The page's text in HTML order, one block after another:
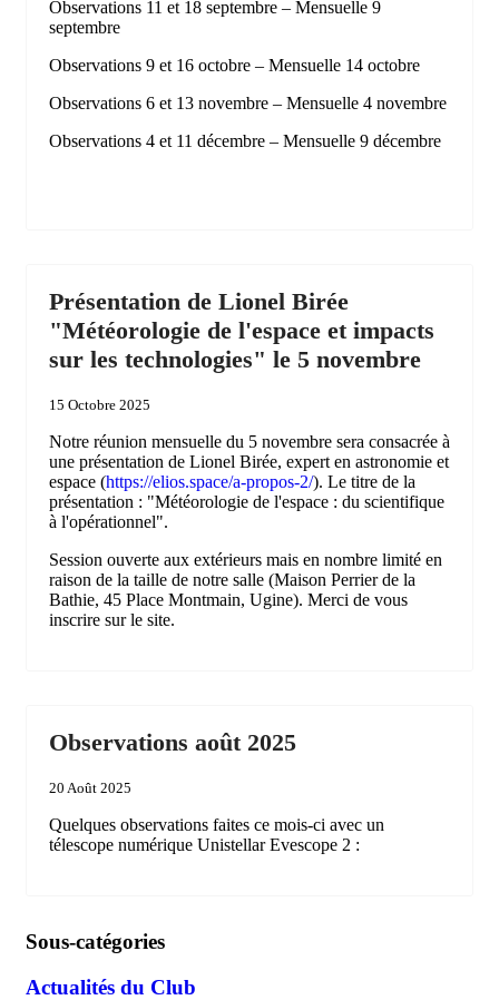
Observations 11 et 18 septembre – Mensuelle 9
septembre
Observations 9 et 16 octobre – Mensuelle 14 octobre
Observations 6 et 13 novembre – Mensuelle 4 novembre
Observations 4 et 11 décembre – Mensuelle 9 décembre
Présentation de Lionel Birée
"Météorologie de l'espace et impacts
sur les technologies" le 5 novembre
15 Octobre 2025
Notre réunion mensuelle du 5 novembre sera consacrée à
une présentation de Lionel Birée, expert en astronomie et
espace (https://elios.space/a-propos-2/). Le titre de la
présentation : "Météorologie de l'espace : du scientifique
à l'opérationnel".
Session ouverte aux extérieurs mais en nombre limité en
raison de la taille de notre salle (Maison Perrier de la
Bathie, 45 Place Montmain, Ugine). Merci de vous
inscrire sur le site.
Observations août 2025
20 Août 2025
Quelques observations faites ce mois-ci avec un
télescope numérique Unistellar Evescope 2 :
Sous-catégories
Actualités du Club